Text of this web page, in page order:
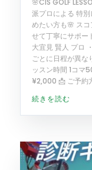
派プロによる 特
めたい方も🌸 ス
せて丁寧にサポー
大宜見 賢人 プロ
ごとに日程が異な
ッスン時間 1コマ
¥2,000 📩 ご予約
続きを読む